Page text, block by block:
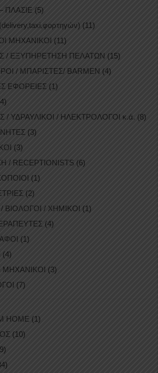
ΠΛΑΣΙΕ (5)
(11)
ΜΗΧΑΝΙΚΟΙ (11)
/ ΕΞΥΠΗΡΕΤΗΣΗ ΠΕΛΑΤΩΝ (15)
/ ΜΠΑΡΙΣΤΕΣ/ BARMEN (4)
ΕΦΟΡΕΙΕΣ (1)
/ ΥΔΡΑΥΛΙΚΟΙ / ΗΛΕΚΤΡΟΛΟΓΟΙ κ.ά. (8)
(3)
(3)
/ RECEPTIONISTS (6)
(1)
(2)
ΒΙΟΛΟΓΟΙ / ΧΗΜΙΚΟΙ (1)
(4)
(1)
(4)
ΜΗΧΑΝΙΚΟΙ (3)
(7)
HOME (1)
(10)